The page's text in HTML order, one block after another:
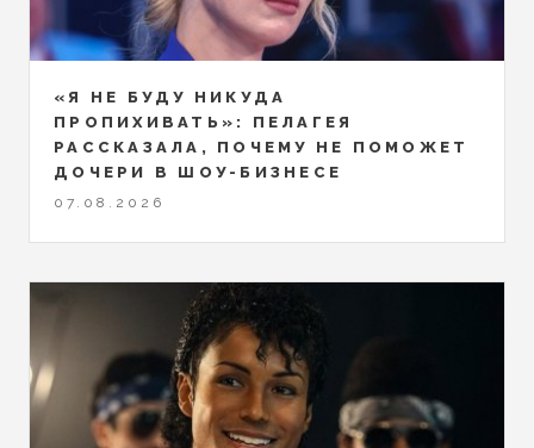
«Я НЕ БУДУ НИКУДА
ПРОПИХИВАТЬ»: ПЕЛАГЕЯ
РАССКАЗАЛА, ПОЧЕМУ НЕ ПОМОЖЕТ
ДОЧЕРИ В ШОУ-БИЗНЕСЕ
07.08.2026